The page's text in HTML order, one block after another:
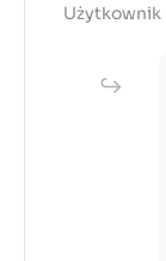
Użytkownik